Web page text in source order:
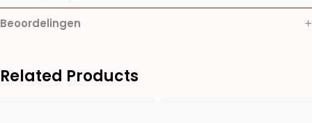
Beoordelingen
Related Products